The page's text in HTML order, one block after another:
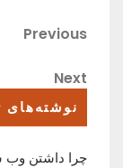
راهبری
نوشته
Previous
Previous
Next
Next
نوشته‌های
چرا داشتن وب